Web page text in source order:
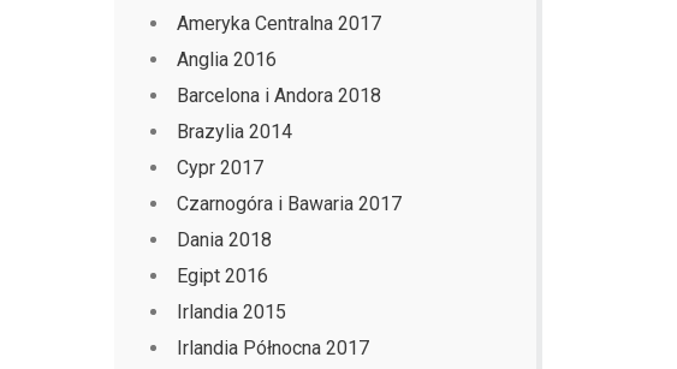
Ameryka Centralna 2017
Anglia 2016
Barcelona i Andora 2018
Brazylia 2014
Cypr 2017
Czarnogóra i Bawaria 2017
Dania 2018
Egipt 2016
Irlandia 2015
Irlandia Północna 2017